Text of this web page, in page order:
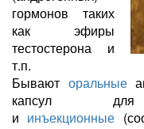
гормонов таких
как эфиры
тестостерона и
т.п.
Бывают оральные
капсул
и инъекционные